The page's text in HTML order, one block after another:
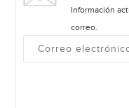
Información
correo.